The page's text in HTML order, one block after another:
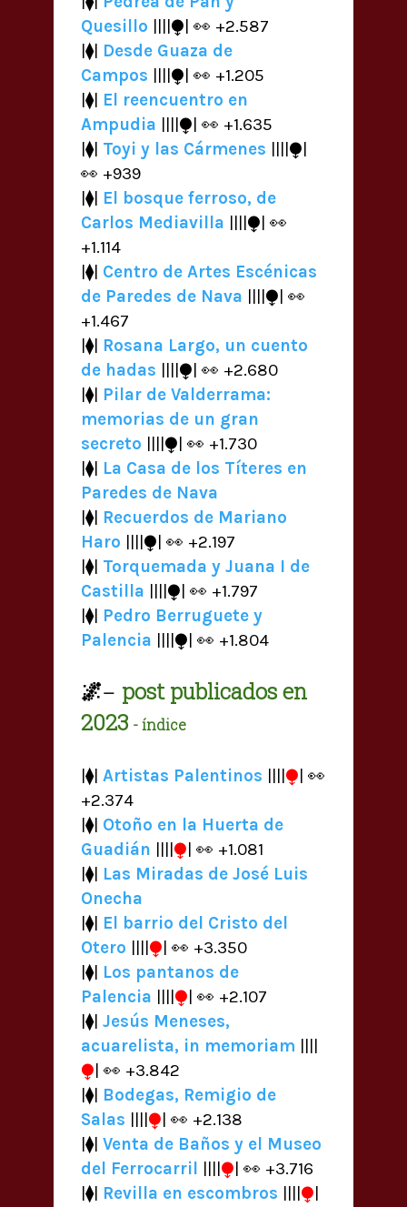
Quesillo ||||⧭| 👀 +2.587
|⧫| Desde Guaza de
Campos ||||⧭| 👀 +1.205
|⧫| El reencuentro en
Ampudia ||||⧭| 👀 +1.635
|⧫| Toyi y las Cármenes ||||⧭|
👀 +939
|⧫| El bosque ferroso, de
Carlos Mediavilla ||||⧭| 👀
+1.114
|⧫| Centro de Artes Escénicas
de Paredes de Nava ||||⧭| 👀
+1.467
|⧫| Rosana Largo, un cuento
de hadas ||||⧭| 👀 +2.680
|⧫| Pilar de Valderrama:
memorias de un gran
secreto ||||⧭| 👀 +1.730
|⧫| La Casa de los Títeres en
Paredes de Nava
|⧫| Recuerdos de Mariano
Haro ||||⧭| 👀 +2.197
|⧫| Torquemada y Juana I de
Castilla ||||⧭| 👀 +1.797
|⧫| Pedro Berruguete y
Palencia
||||⧭| 👀 +1.804
🌌— post publicados en
2023 - índice
|⧫| Artistas Palentinos ⧭ | 👀
+2.374
|⧫| Otoño en la Huerta de
Guadián
⧭ | 👀 +1.081
|⧫| Las Miradas de José Luis
Onecha
|⧫| El barrio del Cristo del
Otero
⧭ | 👀 +3.350
|⧫| Los pantanos de
Palencia
⧭ | 👀 +2.107
|⧫| Jesús Meneses,
acuarelista, in memoriam
⧭ | 👀 +3.842
|⧫| Bodegas, Remigio de
Salas
⧭ | 👀 +2.138
|⧫| Venta de Baños y el Museo
del Ferrocarril
⧭ | 👀 +3.716
|⧫| Revilla en escombros ⧭